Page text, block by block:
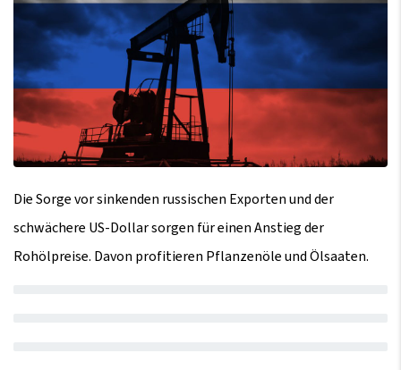
Die Sorge vor sinkenden russischen Exporten und der
schwächere US-Dollar sorgen für einen Anstieg der
Rohölpreise. Davon profitieren Pflanzenöle und Ölsaaten.